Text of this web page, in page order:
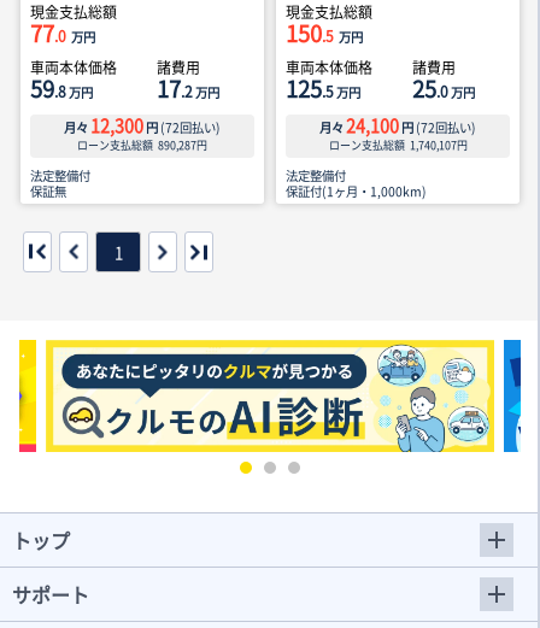
現金支払総額
77.0 万円
車両本体価格
59.8万円
諸費用
17.2万円
月々 12,300 円 (72回払い)
ローン支払総額 890,287円
法定整備付
保証無
現金支払総額
150.5 万円
車両本体価格
125.5万円
諸費用
25.0万円
月々 24,100 円 (72回払い)
ローン支払総額 1,740,107円
法定整備付
保証付(1ヶ月・1,000km)
1
トップ
サポート